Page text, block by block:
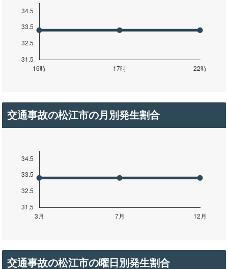
交通事故の松江市の月別発生割合
交通事故の松江市の曜日別発生割合